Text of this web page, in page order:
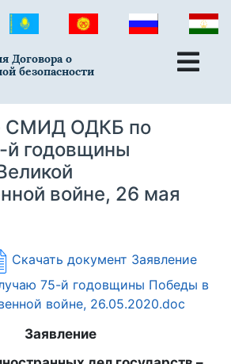
Договора о
безопасности
СМИД ОДКБ по
й годовщины
войне, 26 мая
Скачать документ Заявление
75-й годовщины Победы в
войне, 26.05.2020.doc
Заявление